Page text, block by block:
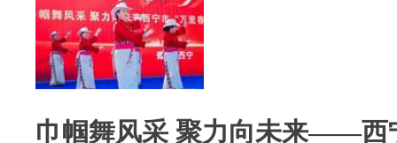
巾帼舞风采 聚力向未来——西